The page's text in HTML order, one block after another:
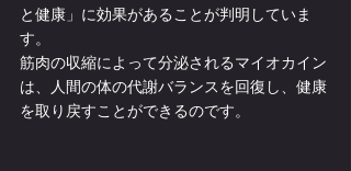
と健康」に効果があることが判明していま
す。
筋肉の収縮によって分泌されるマイオカイン
は、人間の体の代謝バランスを回復し、健康
を取り戻すことができるのです。